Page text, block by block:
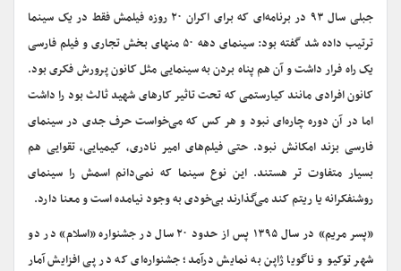
جبلی سال ۹۳ در برنامه‌ای که برای اکران ۲۰ روزه فیلمش فقط در یک سینما
ترتیب داده شد گفته بود: سینمای دهه ۵۰ منهای بخش تجاری و فیلم فارسی
یک راه فرار داشت و آن هم پناه بردن به سینمایی مثل کانون پرورش فکری بود.
کانون افرادی مانند کیارستمی که تحت تاثیر کارهای شهید ثالث بود را داشت
اما در آن دوره چاره‌ای نبود و هر کس که می‌خواست حرف جدی در سینمای
فارسی بزند امکانش نبود. حتی فیلم‌های امیر نادری، کیمیایی، تقوایی هم
بسیار متفاوت تر هستند. این نوع سینما که نمی‌دانم اسمش را سینمای
روشنفکرانه یا ریتم کند می‌گذارند بی‌خودی به وجود نیامده است و معنا دارد.
«پسر مریم» در سال ۱۳۹۵ پس از حدود ۲۰ سال در جشنواره «اسلام» در دو
شهر توکیو و ناگویا ژاپن به نمایش درآمد؛ جشنواره‌ای که در پی افزایش آمار